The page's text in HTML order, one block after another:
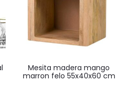
mesita madera mango
marron felo 55x40x60 cm